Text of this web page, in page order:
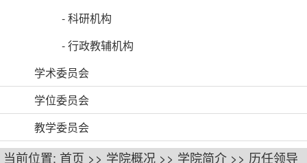
-科研机构
-行政教辅机构
学术委员会
学位委员会
教学委员会
当前位置: 首页 >> 学院概况 >> 学院简介 >> 历任领导